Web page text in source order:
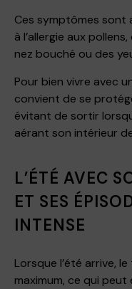
Ces symptômes sont
à l’allergie aux
nez bouché ou des
Pour bien vivre avec
convient de se
évitant de sortir
aérant son intérieur
L’ÉTÉ AVEC
ET SES
INTENSE
Lorsque l’été arrive,
maximum, ce qui